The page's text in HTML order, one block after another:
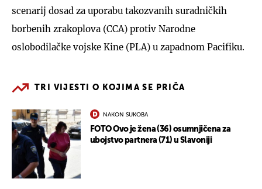
scenarij dosad za uporabu takozvanih suradničkih
borbenih zrakoplova (CCA) protiv Narodne
oslobodilačke vojske Kine (PLA) u zapadnom Pacifiku.
TRI VIJESTI O KOJIMA SE PRIČA
NAKON SUKOBA
FOTO Ovo je žena (36) osumnjičena za
ubojstvo partnera (71) u Slavoniji